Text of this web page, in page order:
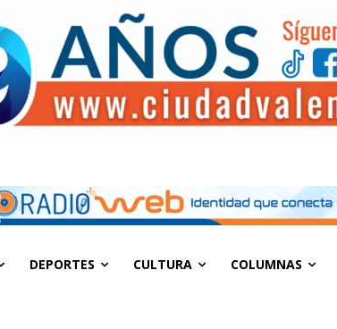
DEPORTES CULTURA COLUMNAS